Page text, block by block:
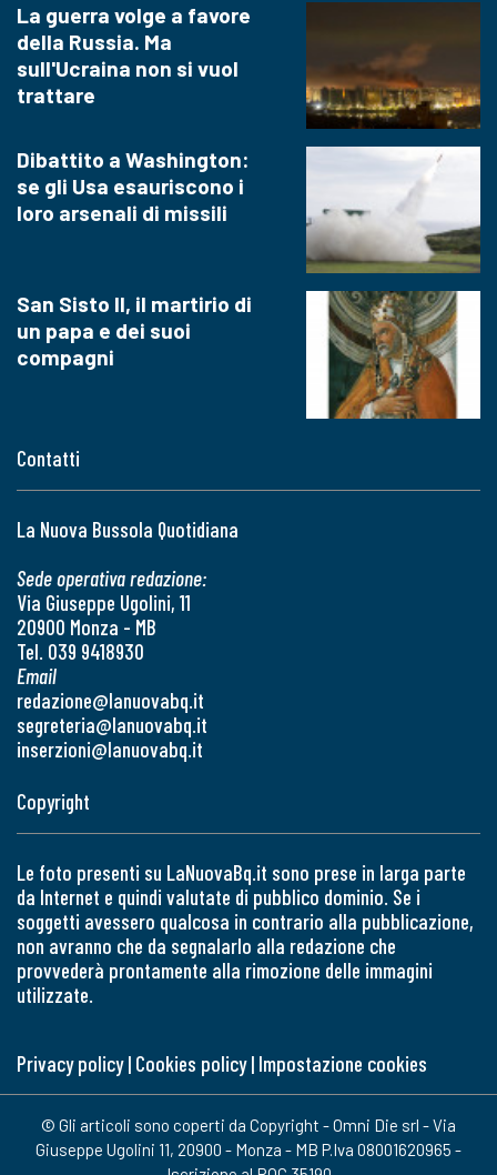
Contatti
La Nuova Bussola Quotidiana
Sede operativa redazione:
Via Giuseppe Ugolini, 11
20900 Monza - MB
Tel. 039 9418930
Email
redazione@lanuovabq.it
segreteria@lanuovabq.it
inserzioni@lanuovabq.it
La guerra volge a favore
della Russia. Ma
sull'Ucraina non si vuol
trattare
Dibattito a Washington:
se gli Usa esauriscono i
loro arsenali di missili
San Sisto II, il martirio di
un papa e dei suoi
compagni
Copyright
Le foto presenti su LaNuovaBq.it sono prese in larga parte
da Internet e quindi valutate di pubblico dominio. Se i
soggetti avessero qualcosa in contrario alla pubblicazione,
non avranno che da segnalarlo alla redazione che
provvederà prontamente alla rimozione delle immagini
utilizzate.
Privacy policy| Cookies policy| Impostazione cookies
© Gli articoli sono coperti da Copyright - Omni Die srl - Via
Giuseppe Ugolini 11, 20900 - Monza - MB P.Iva 08001620965 -